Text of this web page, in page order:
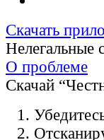
Скачать
Нелегальные
О проблеме
Скачай